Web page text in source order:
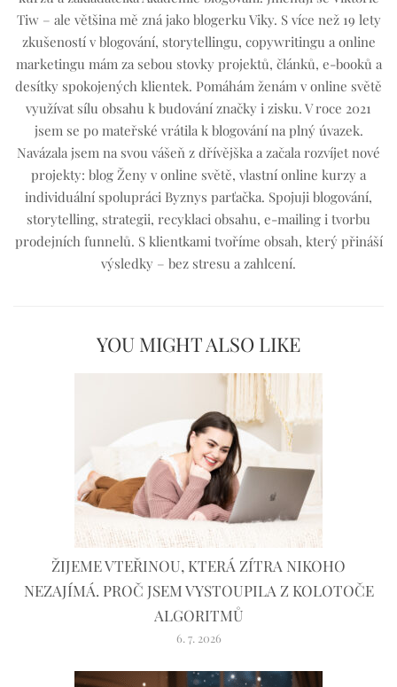
Tiw – ale většina mě zná jako blogerku Viky. S více než 19 lety
zkušeností v blogování, storytellingu, copywritingu a online
marketingu mám za sebou stovky projektů, článků, e-booků a
desítky spokojených klientek. Pomáhám ženám v online světě
využívat sílu obsahu k budování značky i zisku. V roce 2021
jsem se po mateřské vrátila k blogování na plný úvazek.
Navázala jsem na svou vášeň z dřívějška a začala rozvíjet nové
projekty: blog Ženy v online světě, vlastní online kurzy a
individuální spolupráci Byznys parťačka. Spojuji blogování,
storytelling, strategii, recyklaci obsahu, e-mailing i tvorbu
prodejních funnelů. S klientkami tvoříme obsah, který přináší
výsledky – bez stresu a zahlcení.
YOU MIGHT ALSO LIKE
ŽIJEME VTEŘINOU, KTERÁ ZÍTRA NIKOHO
NEZAJÍMÁ. PROČ JSEM VYSTOUPILA Z KOLOTOČE
ALGORITMŮ
6. 7. 2026